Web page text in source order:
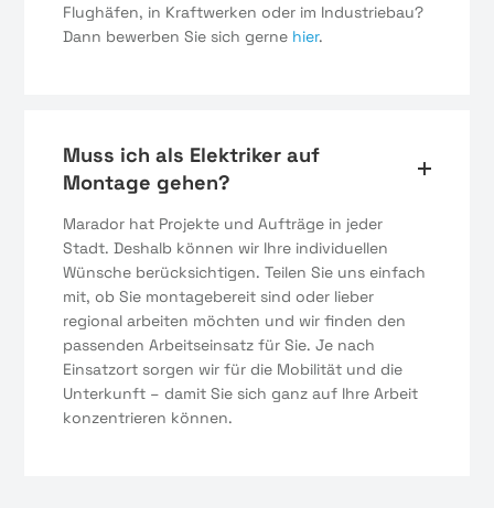
Flughäfen, in Kraftwerken oder im Industriebau?
Dann bewerben Sie sich gerne hier.
Muss ich als Elektriker auf
Montage gehen?
Marador hat Projekte und Aufträge in jeder
Stadt. Deshalb können wir Ihre individuellen
Wünsche berücksichtigen. Teilen Sie uns einfach
mit, ob Sie montagebereit sind oder lieber
regional arbeiten möchten und wir finden den
passenden Arbeitseinsatz für Sie. Je nach
Einsatzort sorgen wir für die Mobilität und die
Unterkunft – damit Sie sich ganz auf Ihre Arbeit
konzentrieren können.